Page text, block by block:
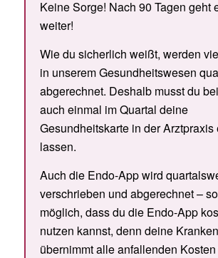
Keine Sorge! Nach 90 Tagen geht
weiter!
Wie du sicherlich weißt, werden
in unserem Gesundheitswesen
abgerechnet. Deshalb musst du
auch einmal im Quartal deine
Gesundheitskarte in der Arztpraxis
lassen.
Auch die Endo-App wird
verschrieben und abgerechnet –
möglich, dass du die Endo-App
nutzen kannst, denn deine
übernimmt alle anfallenden